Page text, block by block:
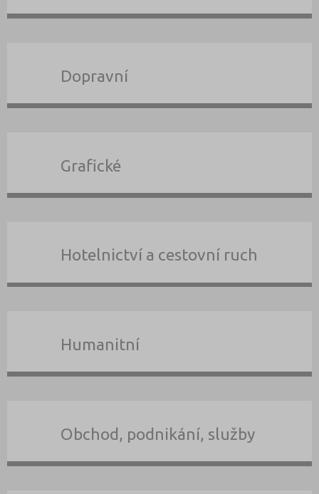
Dopravní
Grafické
Hotelnictví a cestovní ruch
Humanitní
Obchod, podnikání, služby